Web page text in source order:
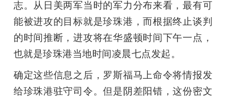
志。从日美两军当时的军力分布来看，最有可
能被进攻的目标就是珍珠港，而根据终止谈判
的时间推断，进攻将在华盛顿时间下午一点，
也就是珍珠港当地时间凌晨七点发起。
确定这些信息之后，罗斯福马上命令将情报发
给珍珠港驻守司令。但是阴差阳错，这份密文